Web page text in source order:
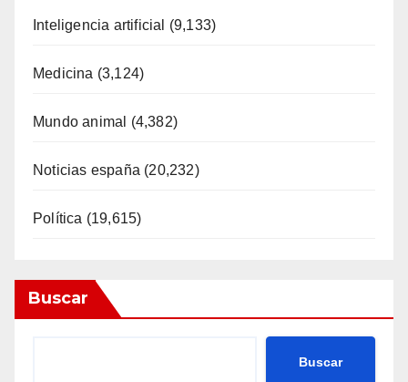
Inteligencia artificial (9,133)
Medicina (3,124)
Mundo animal (4,382)
Noticias españa (20,232)
Política (19,615)
Buscar
Buscar